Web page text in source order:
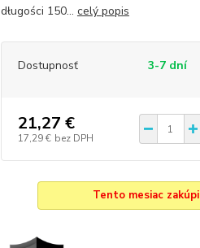
długości 150... celý popis
Dostupnosť 3-7 dní
21,27 €
17,29 € bez DPH
Tento mesiac